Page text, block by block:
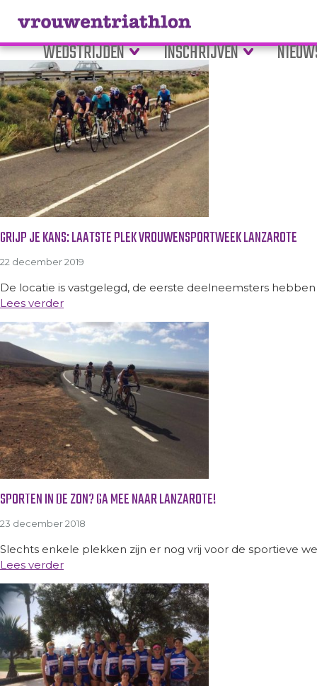
WEDSTRIJDEN INSCHRIJVEN
Tag Archive: sportieve week
GRIJP JE KANS: LAATSTE PLEK VROUWENSPORTWEEK LANZAROTE
22 december 2019
De locatie is vastgelegd, de eerste deelneemsters
Lees verder
SPORTEN IN DE ZON? GA MEE NAAR LANZAROTE!
23 december 2018
Slechts enkele plekken zijn er nog vrij voor de sportieve
Lees verder